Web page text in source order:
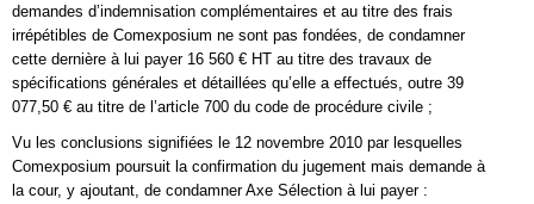
demandes d’indemnisation complémentaires et au titre des frais
irrépétibles de Comexposium ne sont pas fondées, de condamner
cette dernière à lui payer 16 560 € HT au titre des travaux de
spécifications générales et détaillées qu’elle a effectués, outre 39
077,50 € au titre de l’article 700 du code de procédure civile ;
Vu les conclusions signifiées le 12 novembre 2010 par lesquelles
Comexposium poursuit la confirmation du jugement mais demande à
la cour, y ajoutant, de condamner Axe Sélection à lui payer :